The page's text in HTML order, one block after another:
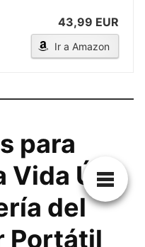
43,99 EUR
Ir a Amazon
para
Vida Útil
del
Portátil